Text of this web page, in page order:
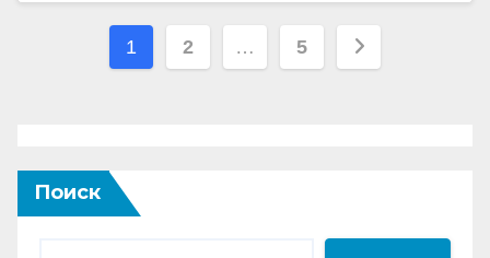
Пагинация
1 2 … 5
Поиск